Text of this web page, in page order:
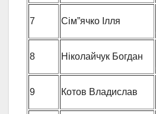
7 Сім”ячко Ілля
8 Ніколайчук Богдан
9 Котов Владислав